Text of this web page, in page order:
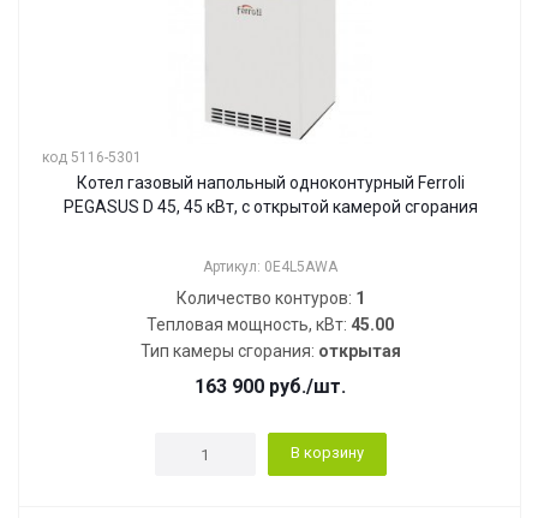
код 5116-5301
Котел газовый напольный одноконтурный Ferroli
PEGASUS D 45, 45 кВт, с открытой камерой сгорания
Артикул: 0E4L5AWA
Количество контуров: 1
Тепловая мощность, кВт: 45.00
Тип камеры сгорания: открытая
163 900 руб./шт.
В корзину